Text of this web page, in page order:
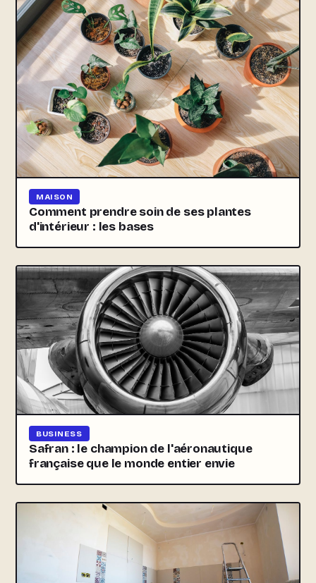
MAISON
Comment prendre soin de ses plantes
d'intérieur : les bases
BUSINESS
Safran : le champion de l'aéronautique
française que le monde entier envie